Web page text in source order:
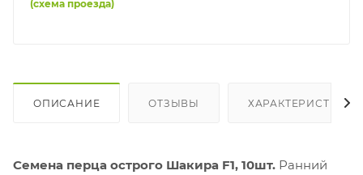
(схема проезда)
ОПИСАНИЕ ОТЗЫВЫ ХАРАКТЕРИСТИКИ
Семена перца острого Шакира F1, 10шт. Ранний